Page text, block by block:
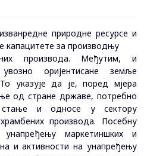
природне ресурсе и
капацитете за производњу
производа. Међутим, и
оријентисане земље
указује да је, поред мјера
од стране државе, потребно
стање и односе у сектору
производа. Посебну
маркетиншких и
и активности на унапређењу